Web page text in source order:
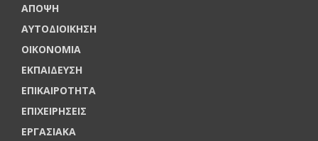
ΑΠΟΨΗ
ΑΥΤΟΔΙΟΙΚΗΣΗ
ΟΙΚΟΝΟΜΙΑ
ΕΚΠΑΙΔΕΥΣΗ
ΕΠΙΚΑΙΡΟΤΗΤΑ
ΕΠΙΧΕΙΡΗΣΕΙΣ
ΕΡΓΑΣΙΑΚΑ